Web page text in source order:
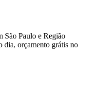
São Paulo e Região
dia, orçamento grátis no